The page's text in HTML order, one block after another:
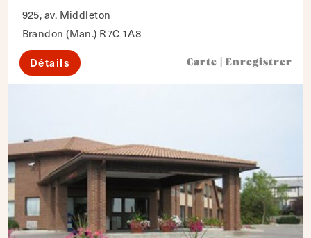
925, av. Middleton
Brandon (Man.) R7C 1A8
Détails Carte Enregistrer